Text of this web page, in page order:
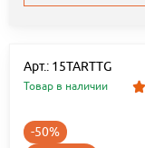
Арт.: 15TARTTG
Товар в наличии
-50%